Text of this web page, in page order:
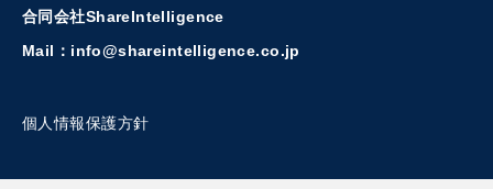
合同会社ShareIntelligence
Mail：info@shareintelligence.co.jp
個人情報保護方針